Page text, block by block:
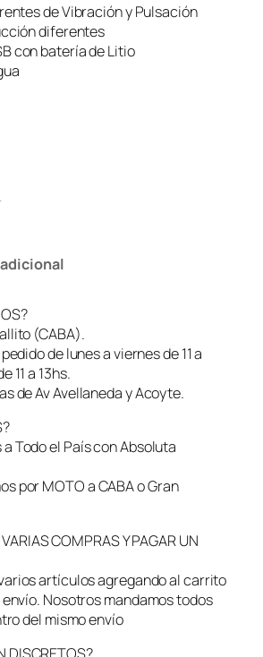
de Vibración y Pulsación
diferentes
con batería de Litio
(CABA).
de lunes a viernes de 11 a
11 a 13hs.
de Av Avellaneda y Acoyte.
Todo el País con Absoluta
por MOTO a CABA o Gran
COMPRAS Y PAGAR UN
artículos agregando al carrito
Nosotros mandamos todos
del mismo envío